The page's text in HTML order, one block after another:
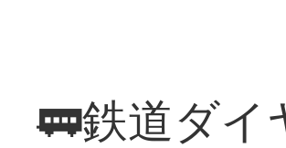
🚃鉄道ダイ